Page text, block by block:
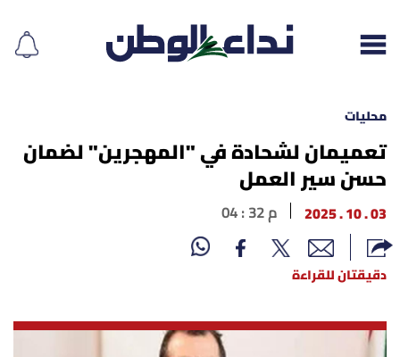
إقرأ الجريدة
لبنان
الغلاف
نداء اليوم
محليات
تعميمان لشحادة في "المهجرين" لضمان
حسن سير العمل
03 . 10 . 2025 04 : 32 م
دقيقتان للقراءة